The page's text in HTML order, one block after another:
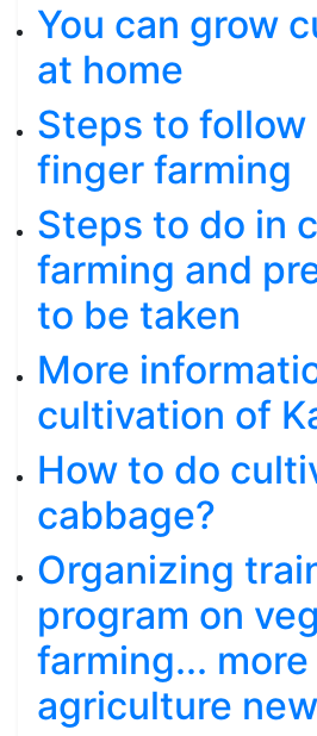
You can grow
at home
Steps to follow
finger farming
Steps to do in
farming and
to be taken
More
cultivation of
How to do
cabbage?
Organizing
program on
farming... more
agriculture